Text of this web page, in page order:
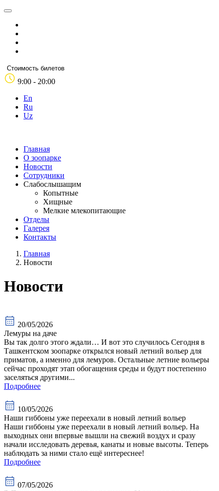
Стоимость билетов
9:00 - 20:00
En
Ru
Uz
Главная
О зоопарке
Новости
Сотрудники
Слабослышащим
Копытные
Хищные
Мелкие млекопитающие
Отделы
Галерея
Контакты
Главная
Новости
Новости
20/05/2026
Лемуры на даче
Вы так долго этого ждали… И вот это случилось Сегодня в
Ташкентском зоопарке открылся новый летний вольер для
приматов, а именно для лемуров. Остальные летние вольеры
сейчас проходят этап обогащения среды и будут постепенно
заселяться другими...
Подробнее
10/05/2026
Наши гиббоны уже переехали в новый летний вольер
Наши гиббоны уже переехали в новый летний вольер. На
выходных они впервые вышли на свежий воздух и сразу
начали исследовать деревья, канаты и новые высоты. Теперь
наблюдать за ними стало ещё интереснее!
Подробнее
07/05/2026